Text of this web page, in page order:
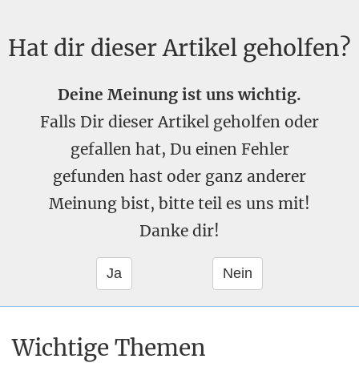
Hat dir dieser Artikel geholfen?
Deine Meinung ist uns wichtig.
Falls Dir dieser Artikel geholfen oder
gefallen hat, Du einen Fehler
gefunden hast oder ganz anderer
Meinung bist, bitte teil es uns mit!
Danke dir!
Wichtige Themen